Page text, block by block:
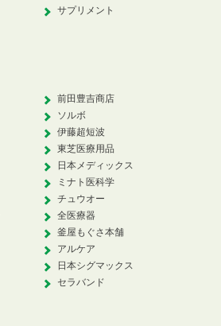
サプリメント
前田豊吉商店
ソルボ
伊藤超短波
東芝医療用品
日本メディックス
ミナト医科学
チュウオー
全医療器
釜屋もぐさ本舗
アルケア
日本シグマックス
セラバンド